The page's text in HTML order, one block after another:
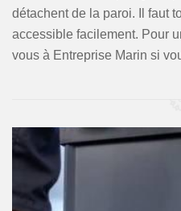
détachent de la paroi. Il faut
accessible facilement. Pour
vous à Entreprise Marin si